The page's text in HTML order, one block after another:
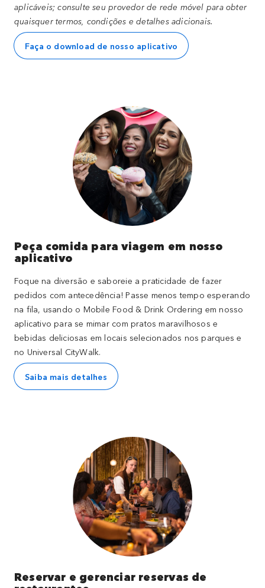
aplicáveis; consulte seu provedor de rede móvel para obter
quaisquer termos, condições e detalhes adicionais.
Faça o download de nosso aplicativo
Peça comida para viagem em nosso
aplicativo
Foque na diversão e saboreie a praticidade de fazer
pedidos com antecedência! Passe menos tempo esperando
na fila, usando o Mobile Food & Drink Ordering em nosso
aplicativo para se mimar com pratos maravilhosos e
bebidas deliciosas em locais selecionados nos parques e
no Universal CityWalk.
Saiba mais detalhes
Reservar e gerenciar reservas de